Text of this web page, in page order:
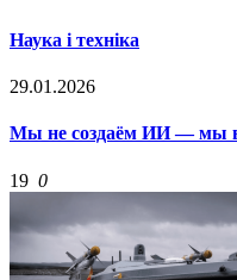
Наука і техніка
29.01.2026
Мы не создаём ИИ — мы
19 0